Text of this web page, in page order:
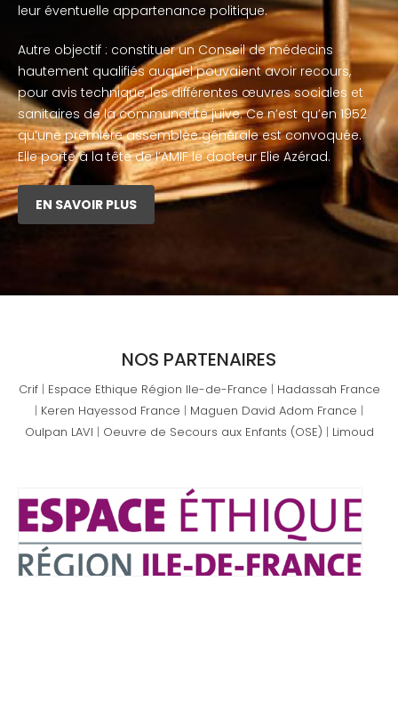
leur éventuelle appartenance politique.
Autre objectif : constituer un Conseil de médecins
hautement qualifiés auquel pouvaient avoir recours,
pour avis technique, les différentes œuvres sociales et
sanitaires de la communauté juive. Ce n’est qu’en 1952
qu’une première assemblée générale est convoquée.
Elle porte à la tête de l’AMIF le docteur Elie Azérad.
EN SAVOIR PLUS
NOS PARTENAIRES
Crif| Espace Ethique Région Ile-de-France | Hadassah France
| Keren Hayessod France | Maguen David Adom France |
Oulpan LAVI | Oeuvre de Secours aux Enfants (OSE) | Limoud